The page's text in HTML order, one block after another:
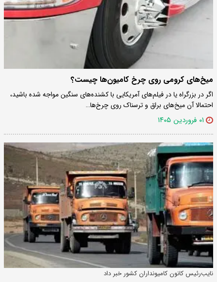
میخ‌های کرومی روی چرخ کامیون‌ها چیست؟
اگر در بزرگراه یا در فیلم‌های آمریکایی با کشنده‌های سنگین مواجه شده باشید،
احتمالا آن میخ‌های براق و ترسناک روی چرخ‌ها…
۰۱ فروردین ۱۴۰۵
نایب‌رئیس کانون کامیونداران کشور خبر داد